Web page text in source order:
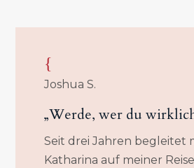
{
Joshua S.
„Werde, wer du
Seit drei Jahren begleitet
Katharina auf meiner